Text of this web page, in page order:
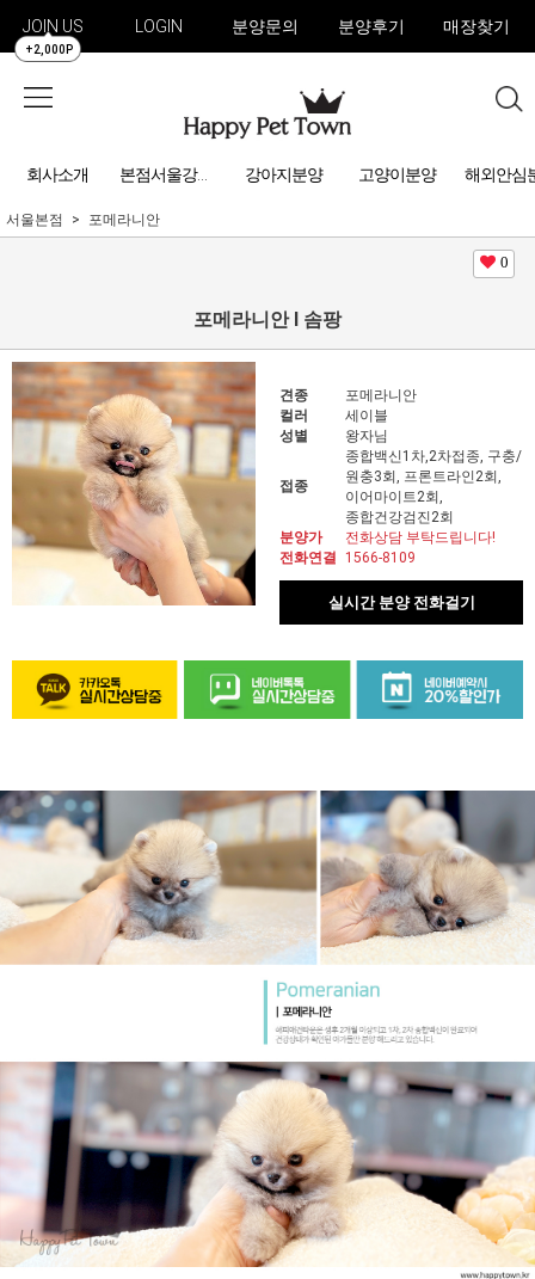
JOIN US
+2,000P
LOGIN 분양문의 분양후기 매장찾기
회사소개 본점서울강아지분양 강아지분양 고양이분양 해외안심
서울본점 포메라니안
0
포메라니안 l 솜팡
견종
포메라니안
컬러
세이블
성별
왕자님
접종
종합백신1차,2차접종, 구충/
원충3회, 프론트라인2회,
이어마이트2회,
종합건강검진2회
분양가
전화상담 부탁드립니다!
전화연결
1566-8109
실시간 분양 전화걸기